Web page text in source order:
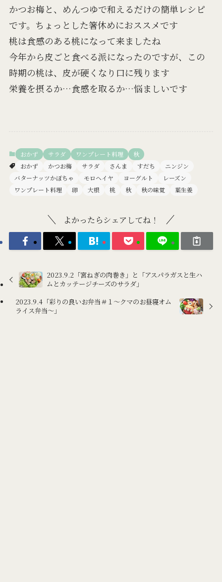
かつお梅と、めんつゆで和えるだけの簡単レシピ
です。ちょっとした箸休めにおススメです
桃は食感のある桃になって来ましたね
今年から皮ごと食べる派になったのですが、この
時期の桃は、皮が硬くなり口に残ります
栄養を摂るか…食感を取るか…悩ましいです
おかず サラダ ワンプレート料理
秋
おかず
かつお梅 サラダ さんま すだち
ニンジン
バターナッツかぼちゃ
モロヘイヤ ヨーグルト
レーズン
ワンプレート料理
卵 大根 桃 秋 秋の味覚 葉生姜
よかったらシェアしてね！
2023.9.2「宮ねぎの肉巻き」と「アスパラガスと生ハ
ムとカッテージチーズのサラダ」
2023.9.4「彩りの良いお弁当＃１～クマのお昼寝オム
ライス弁当～」